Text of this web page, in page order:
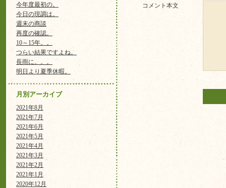
今年度最初の。
今日の現調は。
週末の商談
再度の確認。
10～15年。。
つらい結果ですよね。
長雨に。。。
明日より夏季休暇。
月別アーカイブ
2021年8月
2021年7月
2021年6月
2021年5月
2021年4月
2021年3月
2021年2月
2021年1月
2020年12月
コメント本文